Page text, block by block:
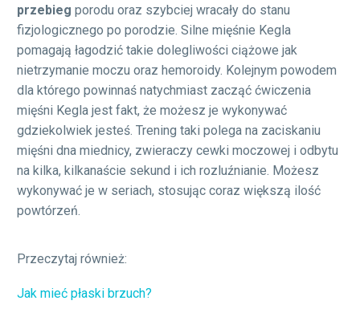
przebieg porodu oraz szybciej wracały do stanu
fizjologicznego po porodzie. Silne mięśnie Kegla
pomagają łagodzić takie dolegliwości ciążowe jak
nietrzymanie moczu oraz hemoroidy. Kolejnym powodem
dla którego powinnaś natychmiast zacząć ćwiczenia
mięśni Kegla jest fakt, że możesz je wykonywać
gdziekolwiek jesteś. Trening taki polega na zaciskaniu
mięśni dna miednicy, zwieraczy cewki moczowej i odbytu
na kilka, kilkanaście sekund i ich rozluźnianie. Możesz
wykonywać je w seriach, stosując coraz większą ilość
powtórzeń.
Przeczytaj również:
Jak mieć płaski brzuch?